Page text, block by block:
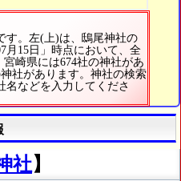
す。左(上)は、鴟尾神社の
月15日」時点において、全
崎県には674社の神社があ
社があります。神社の検索
名などを入力してくださ
社】